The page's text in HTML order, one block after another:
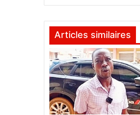
a
e
:
U
n
p
r
o
Articles similaires